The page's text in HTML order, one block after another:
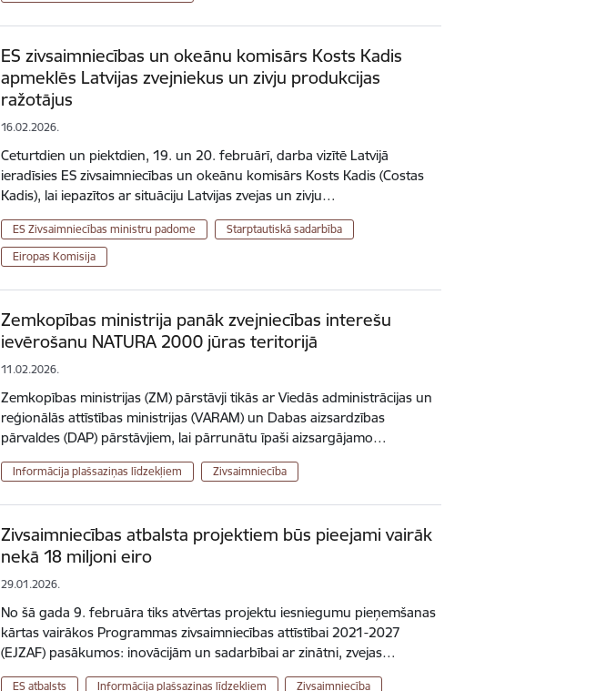
ES zivsaimniecības un okeānu komisārs Kosts Kadis
apmeklēs Latvijas zvejniekus un zivju produkcijas
ražotājus
16.02.2026.
Ceturtdien un piektdien, 19. un 20. februārī, darba vizītē Latvijā
ieradīsies ES zivsaimniecības un okeānu komisārs Kosts Kadis (Costas
Kadis), lai iepazītos ar situāciju Latvijas zvejas un zivju…
ES Zivsaimniecības ministru padome
Starptautiskā sadarbība
Eiropas Komisija
Zemkopības ministrija panāk zvejniecības interešu
ievērošanu NATURA 2000 jūras teritorijā
11.02.2026.
Zemkopības ministrijas (ZM) pārstāvji tikās ar Viedās administrācijas un
reģionālās attīstības ministrijas (VARAM) un Dabas aizsardzības
pārvaldes (DAP) pārstāvjiem, lai pārrunātu īpaši aizsargājamo…
Informācija plašsaziņas līdzekļiem Zivsaimniecība
Zivsaimniecības atbalsta projektiem būs pieejami vairāk
nekā 18 miljoni eiro
29.01.2026.
No šā gada 9. februāra tiks atvērtas projektu iesniegumu pieņemšanas
kārtas vairākos Programmas zivsaimniecības attīstībai 2021-2027
(EJZAF) pasākumos: inovācijām un sadarbībai ar zinātni, zvejas…
ES atbalsts Informācija plašsaziņas līdzekļiem Zivsaimniecība